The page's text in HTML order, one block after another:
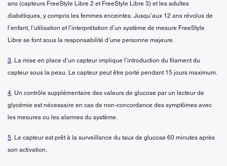
ans (capteurs FreeStyle Libre 2 et FreeStyle Libre 3) et les adultes
diabétiques, y compris les femmes enceintes. Jusqu’aux 12 ans révolus de
l’enfant, l’utilisation et l’interprétation d’un système de mesure FreeStyle
Libre se font sous la responsabilité d’une personne majeure.
3. La mise en place d’un capteur implique l’introduction du filament du
capteur sous la peau. Le capteur peut être porté pendant 15 jours maximum.
4. Un contrôle supplémentaire des valeurs de glucose par un lecteur de
glycémie est nécessaire en cas de non-concordance des symptômes avec
les mesures ou les alarmes du système.
5. Le capteur est prêt à la surveillance du taux de glucose 60 minutes après
son activation.